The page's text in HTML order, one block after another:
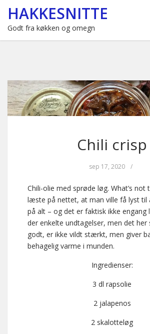
HAKKESNITTE
Godt fra køkken og omegn
Chili crisp
sep 17, 2020 /
Chili-olie med sprøde løg. What’s not
læste på nettet, at man ville få lyst til
på alt – og det er faktisk ikke engang
der enkelte undtagelser, men det her
godt, er ikke vildt stærkt, men giver
behagelig varme i munden.
Ingredienser:
3 dl rapsolie
2 jalapenos
2 skalotteløg